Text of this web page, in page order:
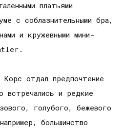
платьями
с соблазнительными бра,
и кружевными мини-
отдал предпочтение
встречались и редкие
голубого, бежевого
большинство